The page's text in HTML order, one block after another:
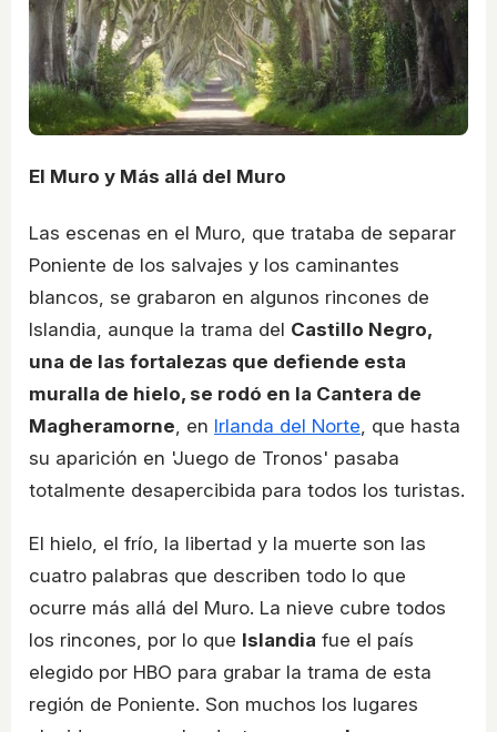
El Muro y Más allá del Muro
Las escenas en el Muro, que trataba de separar
Poniente de los salvajes y los caminantes
blancos, se grabaron en algunos rincones de
Islandia, aunque la trama del Castillo Negro,
una de las fortalezas que defiende esta
muralla de hielo, se rodó en la Cantera de
Magheramorne, en Irlanda del Norte, que hasta
su aparición en 'Juego de Tronos' pasaba
totalmente desapercibida para todos los turistas.
El hielo, el frío, la libertad y la muerte son las
cuatro palabras que describen todo lo que
ocurre más allá del Muro. La nieve cubre todos
los rincones, por lo que Islandia fue el país
elegido por HBO para grabar la trama de esta
región de Poniente. Son muchos los lugares